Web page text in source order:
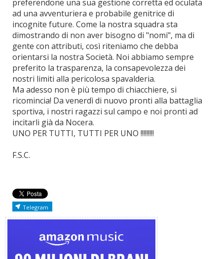
preferendone una sua gestione corretta ed oculata
ad una avventuriera e probabile genitrice di
incognite future. Come la nostra squadra sta
dimostrando di non aver bisogno di "nomi", ma di
gente con attributi, così riteniamo che debba
orientarsi la nostra Società. Noi abbiamo sempre
preferito la trasparenza, la consapevolezza dei
nostri limiti alla pericolosa spavalderia.
Ma adesso non è più tempo di chiacchiere, si
ricomincia! Da venerdì di nuovo pronti alla battaglia
sportiva, i nostri ragazzi sul campo e noi pronti ad
incitarli già da Nocera.
UNO PER TUTTI, TUTTI PER UNO !!!!!!!!!
F.S.C.
Telegram